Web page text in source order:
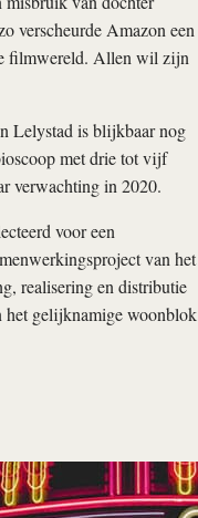
verscheurde Amazon een
filmwereld. Allen wil zijn
Lelystad is blijkbaar nog
met drie tot vijf
verwachting in 2020.
voor een
van het
realisering en distributie
het gelijknamige woonblok